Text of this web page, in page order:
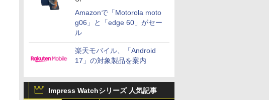
Amazonで「Motorola moto
g06」と「edge 60」がセー
ル
楽天モバイル、「Android
17」の対象製品を案内
Impress Watchシリーズ 人気記事